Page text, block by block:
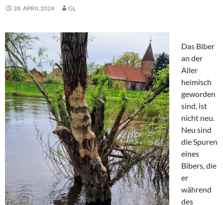
28. APRIL 2024 GL
Das Biber
an der
Aller
heimisch
geworden
sind, ist
nicht neu.
Neu sind
die Spuren
eines
Bibers, die
er
während
des